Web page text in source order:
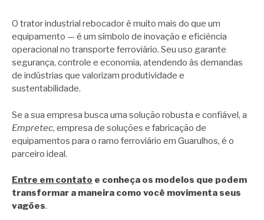
O trator industrial rebocador é muito mais do que um
equipamento — é um símbolo de inovação e eficiência
operacional no transporte ferroviário. Seu uso garante
segurança, controle e economia, atendendo às demandas
de indústrias que valorizam produtividade e
sustentabilidade.
Se a sua empresa busca uma solução robusta e confiável, a
Empretec, empresa de soluções e fabricação de
equipamentos para o ramo ferroviário em Guarulhos, é o
parceiro ideal.
Entre em contato e conheça os modelos que podem
transformar a maneira como você movimenta seus
vagões.